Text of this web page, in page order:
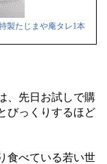
製たじまや庵タレ1本
、先日お試しで購
びっくりするほど
食べている若い世